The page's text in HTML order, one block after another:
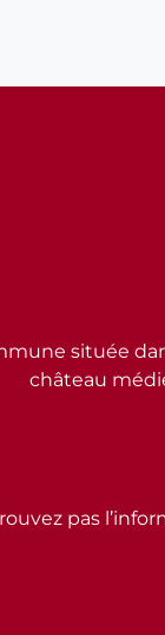
pas
située
château